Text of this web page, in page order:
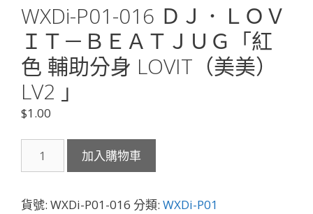
WXDi-P01-016 ＤＪ．ＬＯＶ
ＩＴ－ＢＥＡＴＪＵＧ「紅
色 輔助分身 LOVIT（美美）
LV2 」
$1.00
P01-
Ｄ
加入購物車
貨號: WXDi-P01-016 分類: WXDi-P01